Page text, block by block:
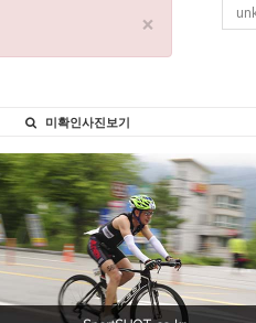
×
미확인사진보기